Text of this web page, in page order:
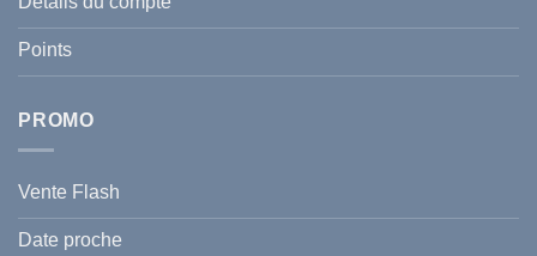
2026
?
Prévenir
Points
PROMO
Vente Flash
Date proche